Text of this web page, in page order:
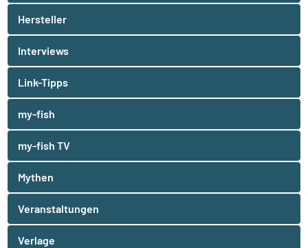
Hersteller
Interviews
Link-Tipps
my-fish
my-fish TV
Mythen
Veranstaltungen
Verlage